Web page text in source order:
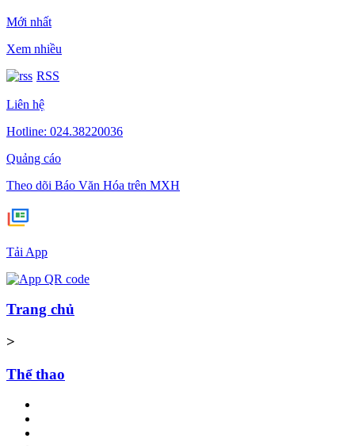
Mới nhất
Xem nhiều
RSS
Liên hệ
Hotline: 024.38220036
Quảng cáo
Theo dõi Báo Văn Hóa trên MXH
Tải App
Trang chủ
>
Thể thao